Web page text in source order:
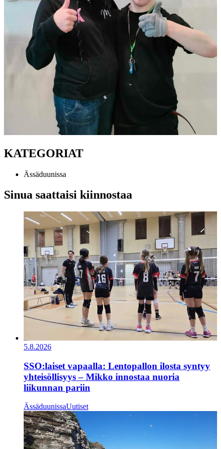
KATEGORIAT
Ässäduunissa
Sinua saattaisi kiinnostaa
5.8.2026
SSO:laiset vapaalla: Lentopallon ilosta syntyy
yhteisöllisyys – Mikko innostaa nuoria
liikunnan pariin
ÄssäduunissaUutiset